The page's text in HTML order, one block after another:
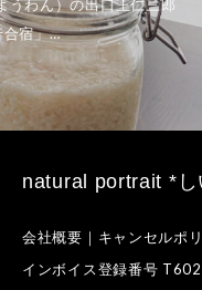
natural portrait *し
会社概要｜キャンセルポ
インボイス登録番号